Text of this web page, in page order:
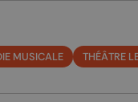
MUSICALE THÉÂTRE